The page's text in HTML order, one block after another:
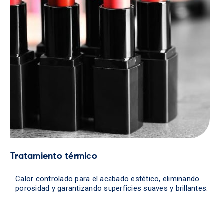
Tratamiento térmico
Calor controlado para el acabado estético, eliminando
porosidad y garantizando superficies suaves y brillantes.